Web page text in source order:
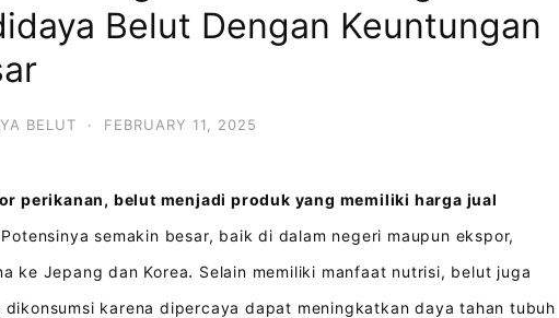
Belut Dengan Keuntungan
BELUT · FEBRUARY 11, 2025
perikanan, belut menjadi produk yang memiliki harga jual
Potensinya semakin besar, baik di dalam negeri maupun ekspor,
ke Jepang dan Korea. Selain memiliki manfaat nutrisi, belut juga
dikonsumsi karena dipercaya dapat meningkatkan daya tahan tubuh